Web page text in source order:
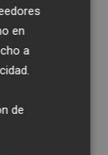
una
En
un
desde el
en
a
de